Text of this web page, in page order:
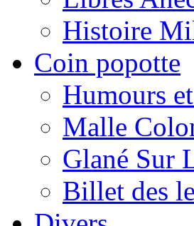
Histoire
Coin popotte
Humours
Malle
Glané Sur
Billet des